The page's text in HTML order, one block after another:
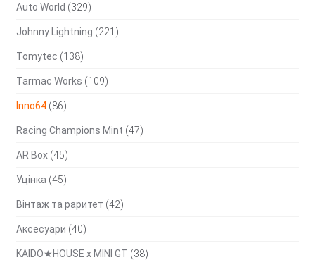
Auto World (329)
Johnny Lightning (221)
Tomytec (138)
Tarmac Works (109)
Inno64 (86)
Racing Champions Mint (47)
AR Box (45)
Уцінка (45)
Вінтаж та раритет (42)
Аксесуари (40)
KAIDO★HOUSE x MINI GT (38)